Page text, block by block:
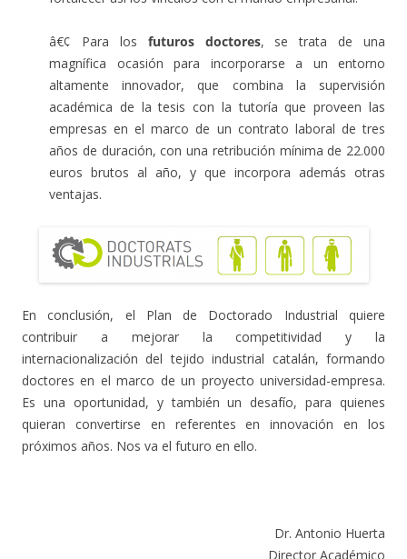
â€¢ Para los futuros doctores, se trata de una
magnífica ocasión para incorporarse a un entorno
altamente innovador, que combina la supervisión
académica de la tesis con la tutoría que proveen las
empresas en el marco de un contrato laboral de tres
años de duración, con una retribución mínima de 22.000
euros brutos al año, y que incorpora además otras
ventajas.
En conclusión, el Plan de Doctorado Industrial quiere
contribuir a mejorar la competitividad y la
internacionalización del tejido industrial catalán, formando
doctores en el marco de un proyecto universidad-empresa.
Es una oportunidad, y también un desafío, para quienes
quieran convertirse en referentes en innovación en los
próximos años. Nos va el futuro en ello.
Dr. Antonio Huerta
Director Académico